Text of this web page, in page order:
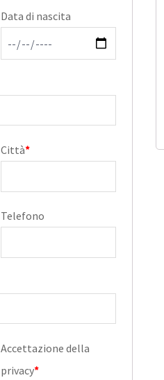
Data di nascita
Città*
Telefono
Accettazione della
privacy*